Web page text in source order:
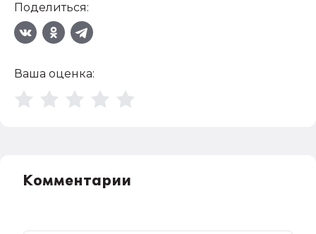
Поделиться:
Ваша оценка:
Комментарии